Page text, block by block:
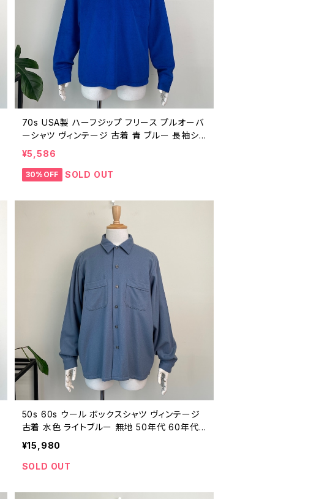
70s USA製 ハーフジップ フリース プルオーバ
ーシャツ ヴィンテージ 古着 青 ブルー 長袖シャ
ツ 無地 70年代 ビンテージ 26031503
¥5,586
30%OFF SOLD OUT
50s 60s ウール ボックスシャツ ヴィンテージ
古着 水色 ライトブルー 無地 50年代 60年代
長袖シャツ ビンテージ L ウールシャツ 251204
¥15,980
SOLD OUT